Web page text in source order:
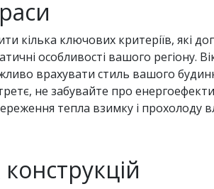
кілька ключових критеріїв, які
особливості вашого регіону.
врахувати стиль вашого
не забувайте про
тепла взимку і прохолоду